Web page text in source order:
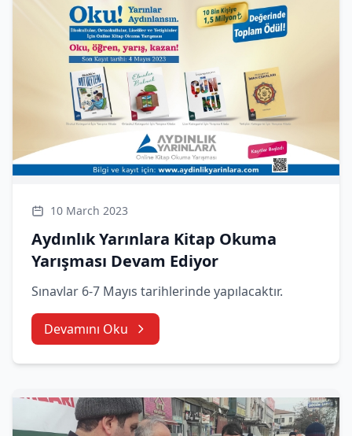
10 March 2023
Aydınlık Yarınlara Kitap Okuma
Yarışması Devam Ediyor
Sınavlar 6-7 Mayıs tarihlerinde yapılacaktır.
Devamını Oku